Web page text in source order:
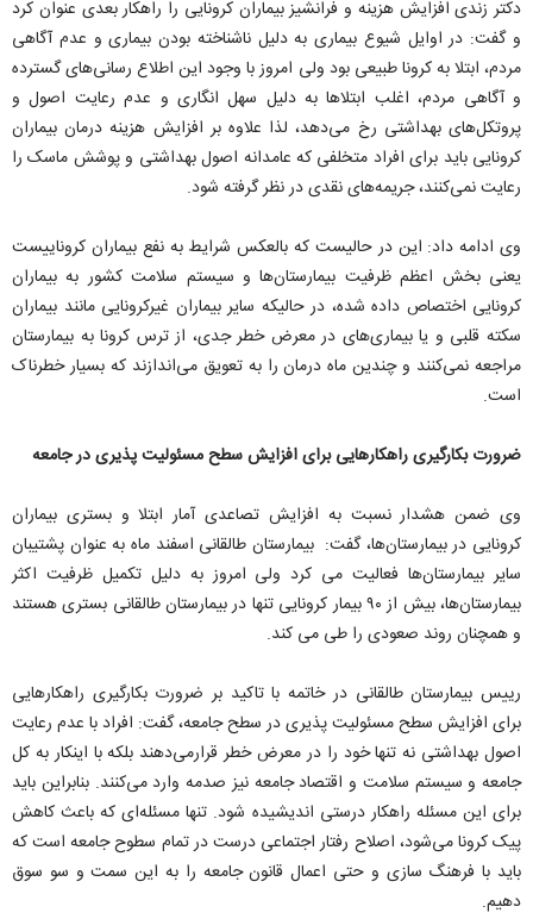
دکتر زندی افزایش هزینه و فرانشیز بیماران کرونایی را راهکار بعدی عنوان کرد
و گفت:‌ در اوایل شیوع بیماری به دلیل ناشناخته بودن بیماری و عدم آگاهی
مردم، ابتلا به کرونا طبیعی بود ولی امروز با وجود این اطلاع رسانی‌های گسترده
و آگاهی مردم، اغلب ابتلاها به دلیل سهل انگاری و عدم رعایت اصول و
پروتکل‌های بهداشتی رخ می‌دهد، لذا علاوه بر افزایش هزینه درمان بیماران
کرونایی باید برای افراد متخلفی که عامدانه اصول بهداشتی و پوشش ماسک را
رعایت نمی‌کنند، جریمه‌های نقدی در نظر گرفته شود.
وی ادامه داد: این در حالیست که بالعکس شرایط به نفع بیماران کروناییست
یعنی بخش اعظم ظرفیت بیمارستان‌ها و سیستم سلامت کشور به بیماران
کرونایی اختصاص داده شده، در حالیکه سایر بیماران غیرکرونایی مانند بیماران
سکته قلبی و یا بیماری‌های در معرض خطر جدی، از ترس کرونا به بیمارستان
مراجعه نمی‌کنند و چندین ماه درمان را به تعویق می‌اندازند که بسیار خطرناک
است.
ضرورت بکارگیری راهکارهایی برای افزایش سطح مسئولیت پذیری در جامعه
وی ضمن هشدار نسبت به افزایش تصاعدی آمار ابتلا و بستری بیماران
کرونایی در بیمارستان‌ها، گفت: بیمارستان طالقانی اسفند ماه به عنوان پشتیبان
سایر بیمارستان‌ها فعالیت می کرد ولی امروز به دلیل تکمیل ظرفیت اکثر
بیمارستان‌ها، بیش از ۹۰ بیمار کرونایی تنها در بیمارستان طالقانی بستری هستند
و همچنان روند صعودی را طی می کند.
رییس بیمارستان طالقانی در خاتمه با تاکید بر ضرورت بکارگیری راهکارهایی
برای افزایش سطح مسئولیت پذیری در سطح جامعه،‌ گفت: افراد با عدم رعایت
اصول بهداشتی نه تنها خود را در معرض خطر قرارمی‌دهند بلکه با اینکار به کل
جامعه و سیستم سلامت و اقتصاد جامعه نیز صدمه وارد می‌کنند. بنابراین باید
برای این مسئله راهکار درستی اندیشیده شود. تنها مسئله‌ای که باعث کاهش
پیک کرونا می‌شود، اصلاح رفتار اجتماعی درست در تمام سطوح جامعه است که
باید با فرهنگ سازی و حتی اعمال قانون جامعه را به این سمت و سو سوق
دهیم.